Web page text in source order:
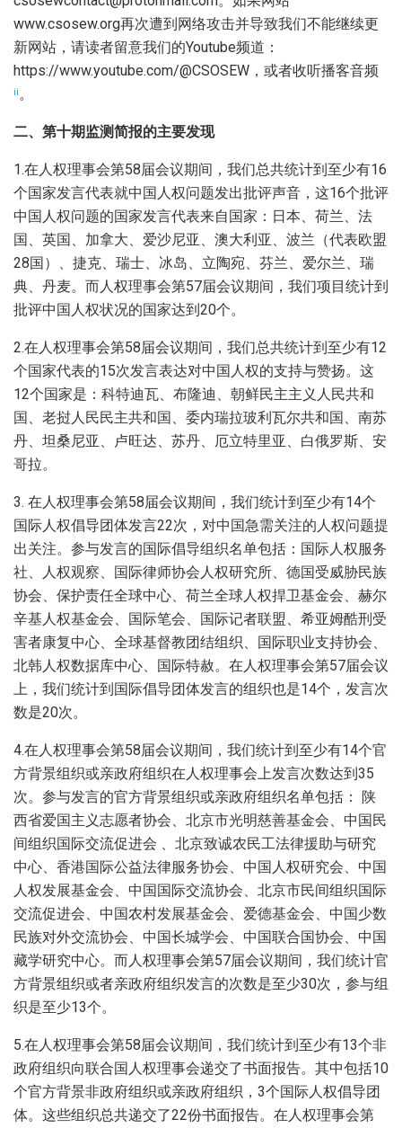
www.csosew.org再次遭到网络攻击并导致我们不能继续更
新网站，请读者留意我们的Youtube频道：
https://www.youtube.com/@CSOSEW，或者收听播客音频
ii。
二、第十期监测简报的主要发现
1.在人权理事会第58届会议期间，我们总共统计到至少有16
个国家发言代表就中国人权问题发出批评声音，这16个批评
中国人权问题的国家发言代表来自国家：日本、荷兰、法
国、英国、加拿大、爱沙尼亚、澳大利亚、波兰（代表欧盟
28国）、捷克、瑞士、冰岛、立陶宛、芬兰、爱尔兰、瑞
典、丹麦。而人权理事会第57届会议期间，我们项目统计到
批评中国人权状况的国家达到20个。
2.在人权理事会第58届会议期间，我们总共统计到至少有12
个国家代表的15次发言表达对中国人权的支持与赞扬。这
12个国家是：科特迪瓦、布隆迪、朝鲜民主主义人民共和
国、老挝人民民主共和国、委内瑞拉玻利瓦尔共和国、南苏
丹、坦桑尼亚、卢旺达、苏丹、厄立特里亚、白俄罗斯、安
哥拉。
3. 在人权理事会第58届会议期间，我们统计到至少有14个
国际人权倡导团体发言22次，对中国急需关注的人权问题提
出关注。参与发言的国际倡导组织名单包括：国际人权服务
社、人权观察、国际律师协会人权研究所、德国受威胁民族
协会、保护责任全球中心、荷兰全球人权捍卫基金会、赫尔
辛基人权基金会、国际笔会、国际记者联盟、希亚姆酷刑受
害者康复中心、全球基督教团结组织、国际职业支持协会、
北韩人权数据库中心、国际特赦。在人权理事会第57届会议
上，我们统计到国际倡导团体发言的组织也是14个，发言次
数是20次。
4.在人权理事会第58届会议期间，我们统计到至少有14个官
方背景组织或亲政府组织在人权理事会上发言次数达到35
次。参与发言的官方背景组织或亲政府组织名单包括： 陕
西省爱国主义志愿者协会、北京市光明慈善基金会、中国民
间组织国际交流促进会 、北京致诚农民工法律援助与研究
中心、香港国际公益法律服务协会、中国人权研究会、中国
人权发展基金会、中国国际交流协会、北京市民间组织国际
交流促进会、中国农村发展基金会、爱德基金会、中国少数
民族对外交流协会、中国长城学会、中国联合国协会、中国
藏学研究中心。而人权理事会第57届会议期间，我们统计官
方背景组织或者亲政府组织发言的次数是至少30次，参与组
织是至少13个。
5.在人权理事会第58届会议期间，我们统计到至少有13个非
政府组织向联合国人权理事会递交了书面报告。其中包括10
个官方背景非政府组织或亲政府组织，3个国际人权倡导团
体。这些组织总共递交了22份书面报告。在人权理事会第